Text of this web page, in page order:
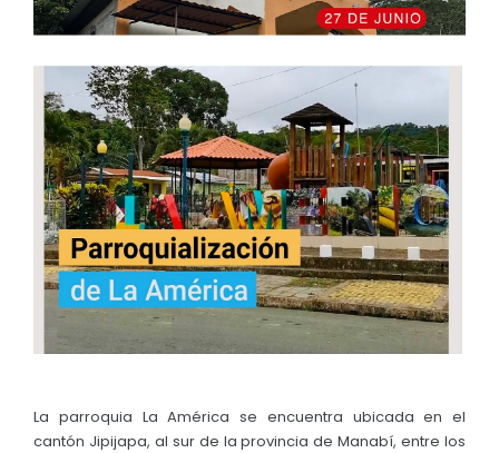
Convocatorias
GESTIÓN ADMINISTRATIVA
Plan de desarrollo y Ordenamiento Territorial -
Plan Anual Contratación - PAC
Plan Operativo Anual - POA
Convenios Institucionales
PRESUPUESTO: EJECUCIÓN Y REPORTES
Cédulas presupuestarias y balances
Procesos de contratación
Obras y proyectos
La parroquia La América se encuentra ubicada en el
cantón Jipijapa, al sur de la provincia de Manabí, entre los